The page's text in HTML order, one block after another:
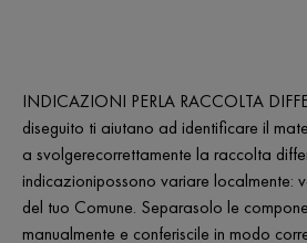
INDICAZIONI PERLA RACCOLTA
diseguito ti aiutano ad identificare il
a svolgerecorrettamente la raccolta
indicazionipossono variare localmente:
del tuo Comune. Separasolo le
manualmente e conferiscile in modo